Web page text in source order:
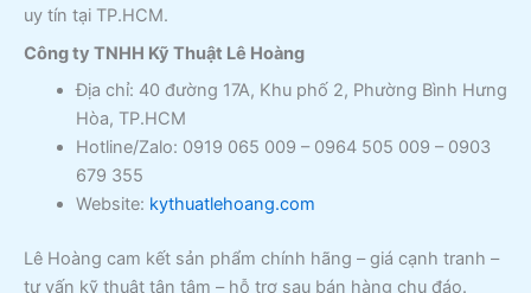
uy tín tại TP.HCM.
Công ty TNHH Kỹ Thuật Lê Hoàng
Địa chỉ: 40 đường 17A, Khu phố 2, Phường Bình Hưng
Hòa, TP.HCM
Hotline/Zalo: 0919 065 009 – 0964 505 009 – 0903
679 355
Website: kythuatlehoang.com
Lê Hoàng cam kết sản phẩm chính hãng – giá cạnh tranh –
tư vấn kỹ thuật tận tâm – hỗ trợ sau bán hàng chu đáo.